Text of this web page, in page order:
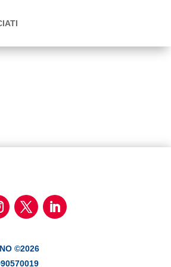
©2026